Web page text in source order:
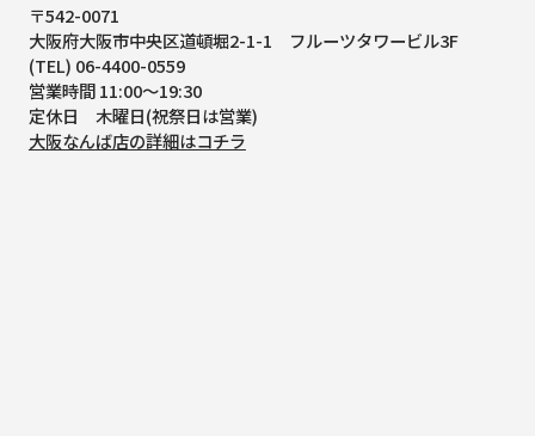
〒542-0071
大阪府大阪市中央区道頓堀2-1-1
フルーツタワービル3F
(TEL) 06-4400-0559
営業時間 11:00～19:30
定休日 木曜日(祝祭日は営業)
大阪なんば店の詳細はコチラ